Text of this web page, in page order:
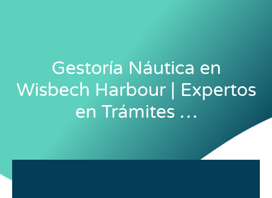
Gestoría Náutica en
Wisbech Harbour | Expertos
en Trámites …